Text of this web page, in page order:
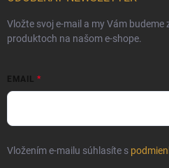
Vložte svoj e-mail a my Vám
produktoch na našom e-shope.
EMAIL
Vložením e-mailu súhlasíte s